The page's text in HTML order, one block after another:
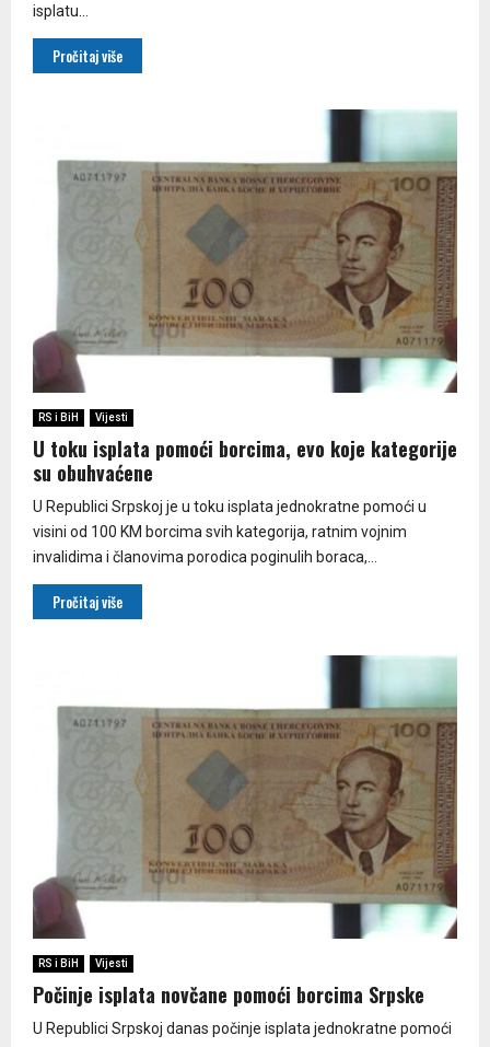
isplatu...
Pročitaj više
RS i BiH Vijesti
U toku isplata pomoći borcima, evo koje kategorije
su obuhvaćene
U Republici Srpskoj je u toku isplata jednokratne pomoći u
visini od 100 KM borcima svih kategorija, ratnim vojnim
invalidima i članovima porodica poginulih boraca,...
Pročitaj više
RS i BiH Vijesti
Počinje isplata novčane pomoći borcima Srpske
U Republici Srpskoj danas počinje isplata jednokratne pomoći